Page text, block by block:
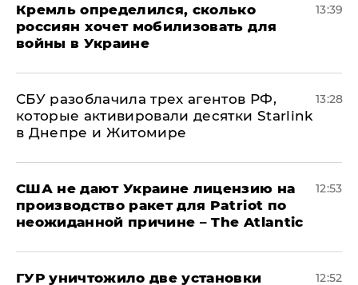
Кремль определился, сколько
россиян хочет мобилизовать для
войны в Украине
13:39
СБУ разоблачила трех агентов РФ,
которые активировали десятки Starlink
в Днепре и Житомире
13:28
США не дают Украине лицензию на
производство ракет для Patriot по
неожиданной причине – The Atlantic
12:53
ГУР уничтожило две установки
12:52